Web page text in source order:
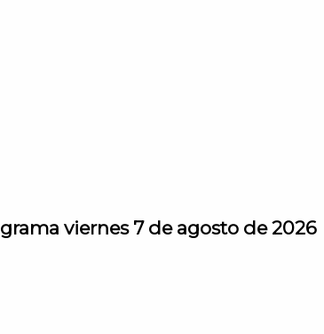
viernes 7 de agosto de 2026